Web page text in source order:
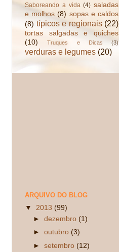
Saboreando a vida (4) saladas
e molhos (8) sopas e caldos
(8) típicos e regionais (22)
tortas salgadas e quiches
(10)
Truques e Dicas (3)
verduras e legumes (20)
ARQUIVO DO BLOG
▼ 2013 (99)
►dezembro (1)
►outubro (3)
►setembro (12)